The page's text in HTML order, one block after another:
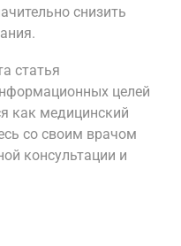
снизить
статья
целей
как медицинский
со своим врачом
консультации и